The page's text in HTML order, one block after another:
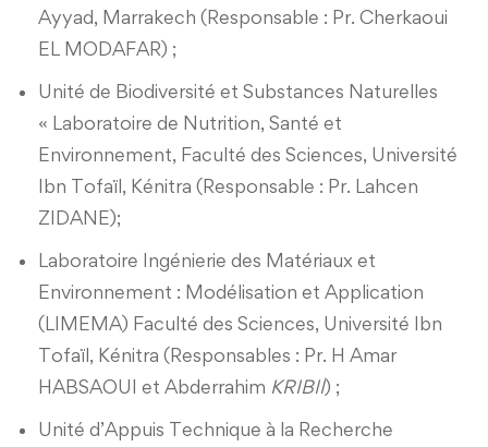
Ayyad, Marrakech (Responsable : Pr. Cherkaoui
EL MODAFAR) ;
Unité de Biodiversité et Substances Naturelles
« Laboratoire de Nutrition, Santé et
Environnement, Faculté des Sciences, Université
Ibn Tofaïl, Kénitra (Responsable : Pr. Lahcen
ZIDANE);
Laboratoire Ingénierie des Matériaux et
Environnement : Modélisation et Application
(LIMEMA) Faculté des Sciences, Université Ibn
Tofaïl, Kénitra (Responsables : Pr. H Amar
HABSAOUI et Abderrahim KRIBII) ;
Unité d’Appuis Technique à la Recherche